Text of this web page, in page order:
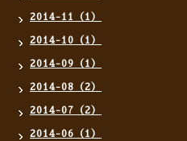
2014-11（1）
2014-10（1）
2014-09（1）
2014-08（2）
2014-07（2）
2014-06（1）